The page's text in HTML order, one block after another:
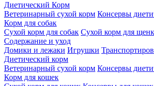
Диетический Корм
Ветеринарный сухой корм Консервы
Корм для собак
Сухой корм для собак Сухой корм для
Содержание и уход
Домики и лежаки Игрушки
Диетический корм
Ветеринарный сухой корм Консервы
Корм для кошек